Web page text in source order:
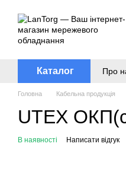
Каталог Про
Головна Кабельна продукція
UTEX
В наявності Написати відгук